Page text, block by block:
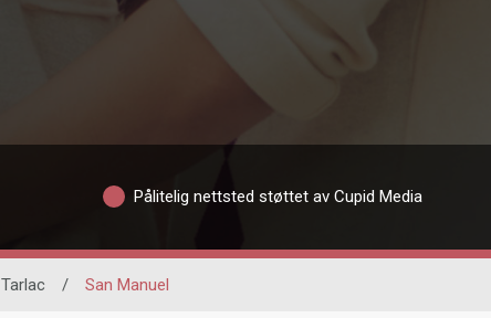
Pålitelig nettsted støttet av Cupid Media
Tarlac / San Manuel